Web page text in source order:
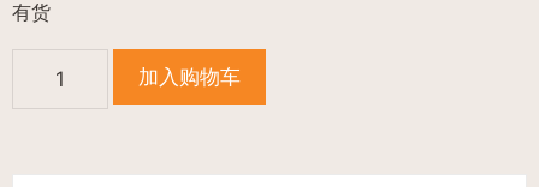
有货
加入购物车